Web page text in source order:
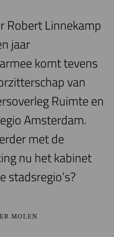
Robert Linnekamp
jaar
komt tevens
van
Ruimte en
Amsterdam.
met de
nu het kabinet
stadsregio’s?
MOLEN